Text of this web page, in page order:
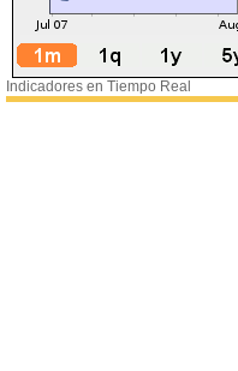
Indicadores en Tiempo Real